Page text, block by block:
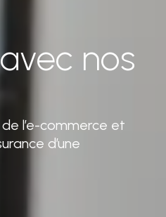
nos
l’e-commerce et
d’une